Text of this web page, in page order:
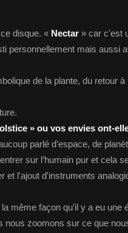
disque. « Nectar » car c'est
personnellement mais aussi
de la plante, du retour à
» ou vos envies ont-
parlé d’espace, de
sur l’humain pur et cela
et l'ajout d'instruments
même façon qu’il y a eu une
nous zoomons sur ce que